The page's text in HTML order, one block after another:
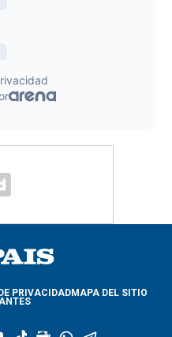
PRIVACIDADMAPA DEL SITIO